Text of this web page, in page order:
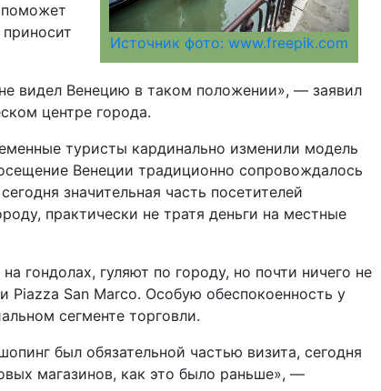
Источник фото: www.freepik.com
поможет
видел Венецию в таком положении», — заявил
центре города.
туристы кардинально изменили модель
Венеции традиционно сопровождалось
значительная часть посетителей
практически не тратя деньги на местные
гондолах, гуляют по городу, но почти ничего не
Piazza San Marco. Особую обеспокоенность у
сегменте торговли.
был обязательной частью визита, сегодня
магазинов, как это было раньше», —